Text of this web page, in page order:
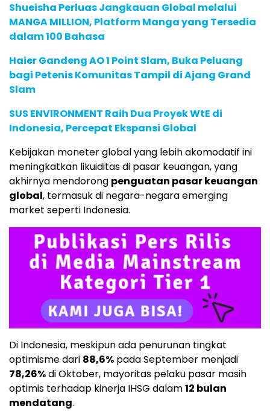
Shueisha Perluas Jangkauan Global melalui
MANGA MILLION, Platform Manga yang Tersedia
dalam 100 Bahasa
Haier Gandeng AO 1 Point Slam, Buka Peluang
bagi Petenis Komunitas Tampil di Ajang Grand
Slam
SUS ENVIRONMENT Raih Dua Proyek WtE di
Indonesia, Percepat Ekspansi Global
Kebijakan moneter global yang lebih akomodatif ini
meningkatkan likuiditas di pasar keuangan, yang
akhirnya mendorong penguatan pasar keuangan
global, termasuk di negara-negara emerging
market seperti Indonesia.
Di Indonesia, meskipun ada penurunan tingkat
optimisme dari 88,6% pada September menjadi
78,26%di Oktober, mayoritas pelaku pasar masih
optimis terhadap kinerja IHSG dalam12 bulan
mendatang.